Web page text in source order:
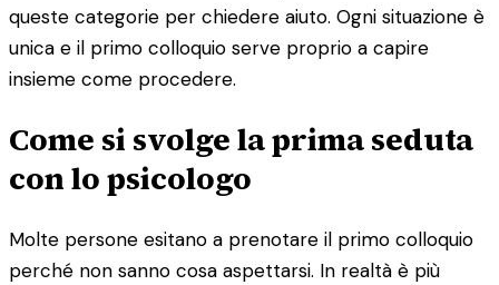
queste categorie per chiedere aiuto. Ogni situazione è
unica e il primo colloquio serve proprio a capire
insieme come procedere.
Come si svolge la prima seduta
con lo psicologo
Molte persone esitano a prenotare il primo colloquio
perché non sanno cosa aspettarsi. In realtà è più